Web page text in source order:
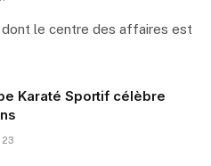
dont le centre des affaires est
Karaté Sportif célèbre